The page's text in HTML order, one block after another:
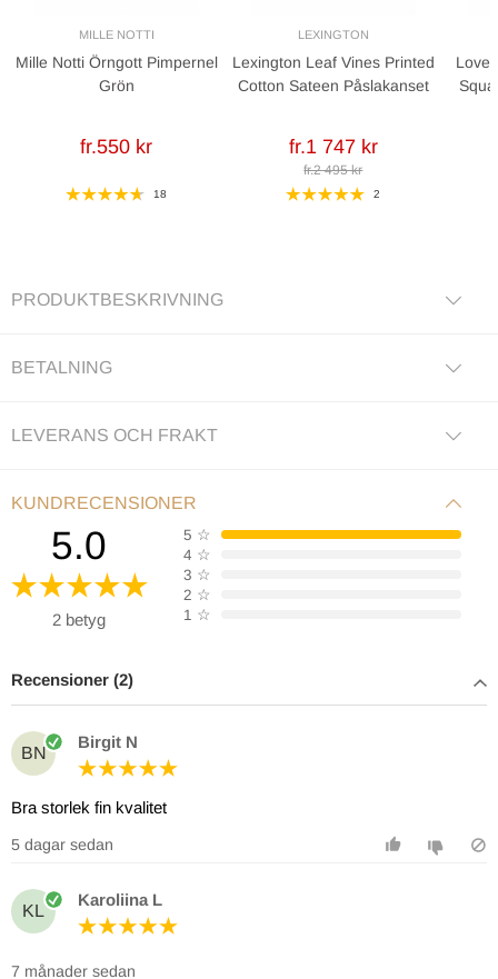
MILLE NOTTI
Mille Notti Örngott Pimpernel
Grön
fr.550 kr
18
LEXINGTON
Lexington Leaf Vines Printed
Cotton Sateen Påslakanset
fr.1 747 kr
fr.2 495 kr
2
PRODUKTBESKRIVNING
BETALNING
LEVERANS OCH FRAKT
KUNDRECENSIONER
5.0
2 betyg
5 ☆
4 ☆
3 ☆
2 ☆
1 ☆
Recensioner (2)
BN
Birgit N
Bra storlek fin kvalitet
5 dagar sedan
KL
Karoliina L
7 månader sedan